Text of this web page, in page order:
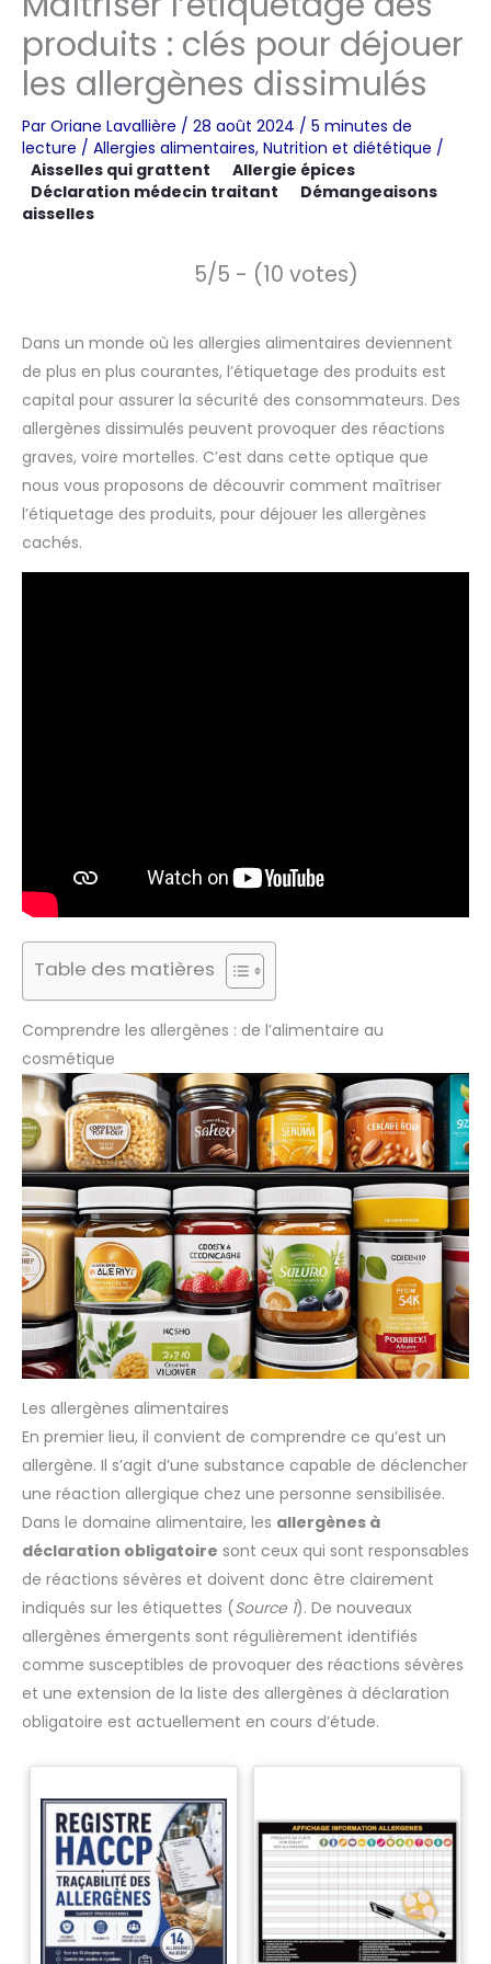
produits : clés pour déjouer
les allergènes dissimulés
Par Oriane Lavallière / 28 août 2024 / 5 minutes de
lecture / Allergies alimentaires, Nutrition et diététique /
Aisselles qui grattent
Allergie épices
Déclaration médecin traitant
Démangeaisons
aisselles
5/5 - (10 votes)
Dans un monde où les allergies alimentaires deviennent
de plus en plus courantes, l’étiquetage des produits est
capital pour assurer la sécurité des consommateurs. Des
allergènes dissimulés peuvent provoquer des réactions
graves, voire mortelles. C’est dans cette optique que
nous vous proposons de découvrir comment maîtriser
l’étiquetage des produits, pour déjouer les allergènes
cachés.
Table des matières
Comprendre les allergènes : de l’alimentaire au
cosmétique
Les allergènes alimentaires
En premier lieu, il convient de comprendre ce qu’est un
allergène. Il s’agit d’une substance capable de déclencher
une réaction allergique chez une personne sensibilisée.
Dans le domaine alimentaire, les allergènes à
déclaration obligatoire sont ceux qui sont responsables
de réactions sévères et doivent donc être clairement
indiqués sur les étiquettes (Source 1). De nouveaux
allergènes émergents sont régulièrement identifiés
comme susceptibles de provoquer des réactions sévères
et une extension de la liste des allergènes à déclaration
obligatoire est actuellement en cours d’étude.